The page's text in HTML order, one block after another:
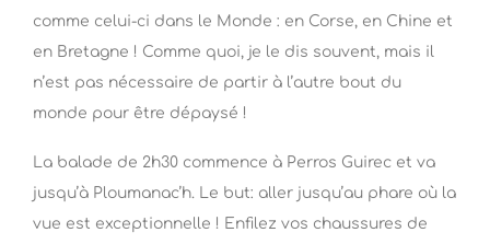
comme celui-ci dans le Monde : en Corse, en Chine et
en Bretagne ! Comme quoi, je le dis souvent, mais il
n’est pas nécessaire de partir à l’autre bout du
monde pour être dépaysé !
La balade de 2h30 commence à Perros Guirec et va
jusqu’à Ploumanac’h. Le but: aller jusqu’au phare où la
vue est exceptionnelle ! Enfilez vos chaussures de